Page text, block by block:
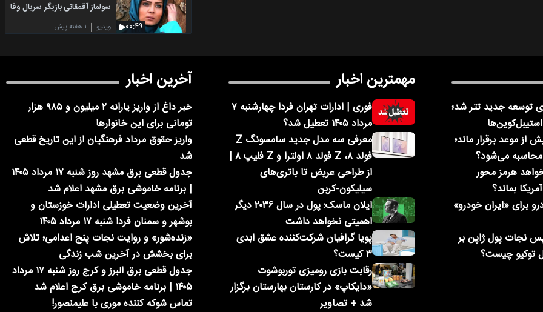
۰۰:۴۹
سولماز آقمقانی بازیگر سریال وفا
ویدیو ۱ هفته پیش
توسعه جدید تتر شد؛
از موعد برقرار ماند؛
می‌شود؟
هرمز محور
بماند؟
برای «ایران خودرو»
نجات پول ژاپن بر
توکیو چیست؟
مهمترین اخبار
فوری | ادارات تهران فردا چهارشنبه ۷
مرداد ۱۴۰۵ تعطیل شد؟
معرفی سه مدل جدید سامسونگ Z
فولد ۸، Z فولد ۸ اولترا و Z فلیپ ۸ |
از طراحی عریض تا باتری‌های
سیلیکون-کربن
ایلان ماسک: پول در سال ۲۰۳۶ دیگر
اهمیتی نخواهد داشت
پویا گرافیان شرکت‌کننده عشق ابدی
۳ کیست؟
رقابت بازی رومیزی توربوشوت
«دایکاپ» در کارستان بهارستان برگزار
شد + تصاویر
آخرین اخبار
خبر داغ از واریز یارانه ۲ میلیون و ۹۸۵ هزار
تومانی برای این خانوارها
واریز حقوق مرداد فرهنگیان از این تاریخ قطعی
شد
جدول قطعی برق مشهد روز شنبه ۱۷ مرداد ۱۴۰۵
| برنامه خاموشی برق مشهد اعلام شد
آخرین وضعیت تعطیلی ادارات خوزستان و
بوشهر و سمنان فردا شنبه ۱۷ مرداد ۱۴۰۵
«زنده‌شور» و روایت نجات پنج اعدامی؛ تلاش
برای بخشش در آخرین شب زندگی
جدول قطعی برق البرز و کرج روز شنبه ۱۷ مرداد
۱۴۰۵ | برنامه خاموشی برق کرج اعلام شد
تماس شوکه کننده موری با علیمنصور!